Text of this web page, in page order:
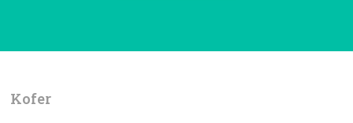
Kofer